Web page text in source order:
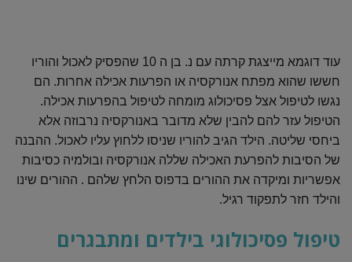
עוד דוגמא מייצגת קרתה עם נ. בן ה 10 שהפסיק לאכול והוריו
חששו שהוא מפתח אנורקסיה או הפרעות אכילה אחרות. הם
נגשו לטיפול אצל פסיכולוג מומחה לטיפול בהפרעות אכילה.
הטיפול עזר להם להבין שלא מדובר באנורקסיה נרבוזה אלא
ביחסי שליטה. הילד הגיב להוריו שניסו ללחוץ עליו לאכול. ההבנה
של הסיבות להפרעת האכילה שללה אנורקסיה ובולמיה כסיבות
אפשריות ומיקדה את ההורים בדפוס הלחץ שלהם . ההורים שינו
והילד חזר לתפקוד רגיל.
טיפול פסיכולוגי בילדים ומתבגרים